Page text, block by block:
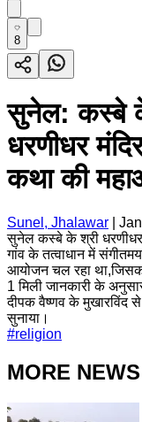
8
सुनेल: कस्बे के
धरणीधर
कथा की
Sunel, Jhalawar
सुनेल कस्बे के श्री
गांव के तत्वाधान में
आयोजन चल रहा
1 मिली जानकारी के
दीपक वैष्णव के मुखारविंद
सुनाया।
#religion
MORE NEWS